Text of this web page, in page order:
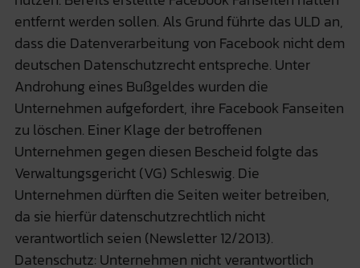
entfernt werden sollen. Als Grund führte das ULD an,
dass die Datenverarbeitung von Facebook nicht dem
deutschen Datenschutzrecht entspreche. Unter
Androhung eines Bußgeldes wurden die
Unternehmen aufgefordert, ihre Facebook Fanseiten
zu löschen. Einer Klage der betroffenen
Unternehmen gegen diesen Bescheid folgte das
Verwaltungsgericht (VG) Schleswig. Die
Unternehmen dürften die Seiten weiter betreiben,
da sie hierfür datenschutzrechtlich nicht
verantwortlich seien (Newsletter 12/2013).
Datenschutz: Unternehmen nicht verantwortlich